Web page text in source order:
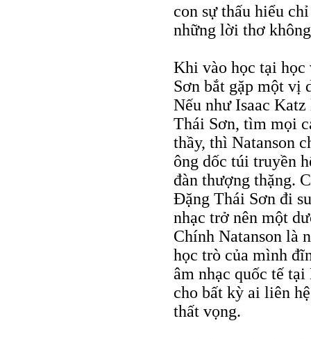
con sự thấu hiểu
những lời thơ
Khi vào học tại học
Sơn bắt gặp một vị
Nếu như Isaac
Thái Sơn, tìm mọi
thầy, thì Natanson
ông dốc túi truyền
đàn thượng thặng.
Đặng Thái Sơn đi
nhạc trở nên một
Chính Natanson là
học trò của mình
âm nhạc quốc tế
cho bất kỳ ai liên
thất vọng.